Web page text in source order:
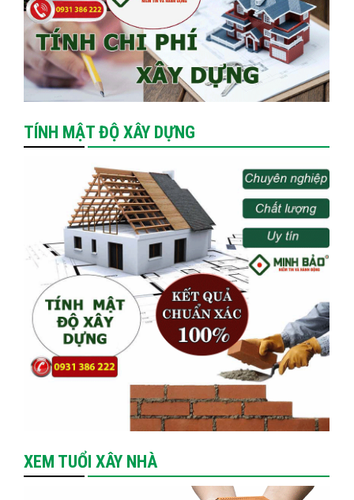
TÍNH MẬT ĐỘ XÂY DỰNG
XEM TUỔI XÂY NHÀ